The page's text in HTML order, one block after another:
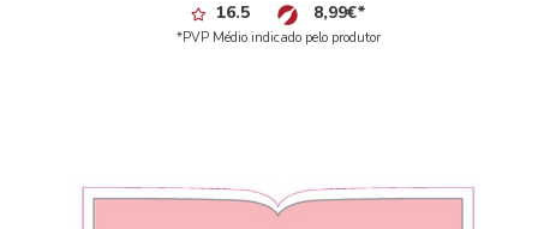
16.5 8,99€*
*PVP Médio indicado pelo produtor